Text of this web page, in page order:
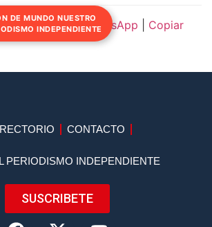
|Twitter|WhatsApp
Copiar
CONTACTO
PERIODISMO INDEPENDIENTE
SUSCRIBETE
DE MUNDO NUESTRO
INDEPENDIENTE